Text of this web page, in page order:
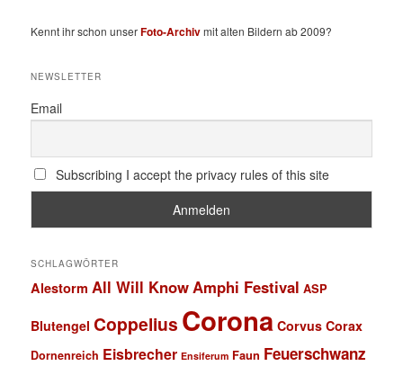
Kennt ihr schon unserFoto-Archivmit alten Bildern ab 2009?
NEWSLETTER
Email
Subscribing I accept the privacy rules of this site
SCHLAGWÖRTER
Alestorm All Will KnowAmphi Festival ASP
Blutengel Coppelius Corona Corvus Corax
Dornenreich Eisbrecher Ensiferum Faun Feuerschwanz